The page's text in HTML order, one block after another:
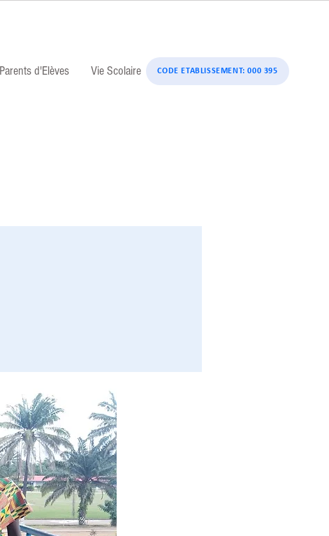
Parents d'Elèves Vie Scolaire CODE ETABLISSEMENT: 000 395